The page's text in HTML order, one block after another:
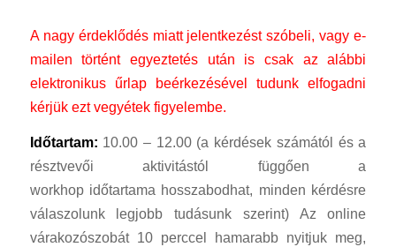
A nagy érdeklődés miatt jelentkezést szóbeli, vagy e-
mailen történt egyeztetés után is csak az alábbi
elektronikus űrlap beérkezésével tudunk elfogadni
kérjük ezt vegyétek figyelembe.
Időtartam: 10.00 – 12.00 (a kérdések számától és a
résztvevői aktivitástól függően a
workhop időtartama hosszabodhat, minden kérdésre
válaszolunk legjobb tudásunk szerint) Az online
várakozószobát 10 perccel hamarabb nyitjuk meg,